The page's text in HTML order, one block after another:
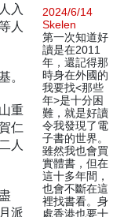
入
人
。
重
仁
人
派
2024/6/14
Skelen
第一次知道好
讀是在2011
年，還記得那
時身在外國的
我要找<那些
年>是十分困
難，就是好讀
令我發現了電
子書的世界。
雖然我也會買
實體書，但在
這十多年間，
也會不斷在這
裡找書看。身
處香港也要十